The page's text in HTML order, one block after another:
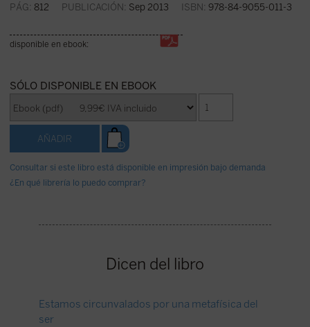
PÁG: 812 PUBLICACIÓN: Sep 2013 ISBN: 978-84-9055-011-3
disponible en ebook:
SÓLO DISPONIBLE EN EBOOK
Consultar si este libro está disponible en impresión bajo demanda
¿En qué librería lo puedo comprar?
Dicen del libro
Estamos circunvalados por una metafísica del
ser